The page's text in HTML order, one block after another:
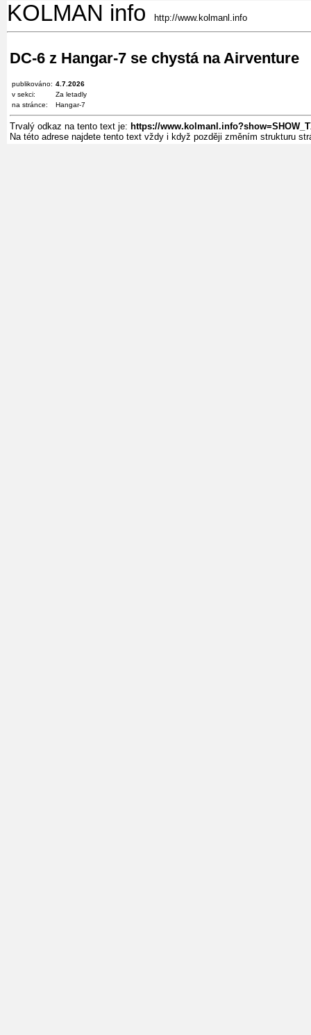
KOLMAN info http://www.kolmanl.info
DC-6 z Hangar-7 se chystá na Airventure
publikováno: 4.7.2026
v sekci:
Za letadly
na stránce:
Hangar-7
Trvalý odkaz na tento text je: https://
Na této adrese najdete tento text vždy i když později změním strukturu